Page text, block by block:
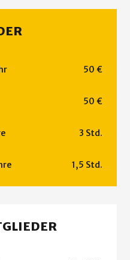
50 €
50 €
3 Std.
1,5 Std.